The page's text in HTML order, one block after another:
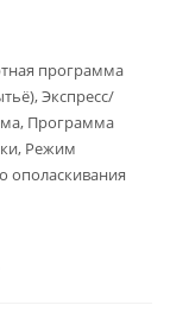
программа
Экспресс/
Программа
Режим
ополаскивания